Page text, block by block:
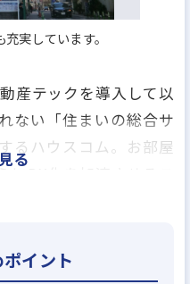
実しています。
産テックを導入して以
ない「住まいの総合サ
るハウスコム。お部屋
にDX化を加速させるこ
る会社を目指していま
る
イント